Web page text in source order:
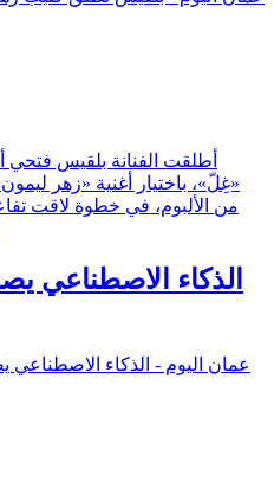
أطلقت الفنانة بلقيس فتحي
«غِلّ»، باختيار أغنية «زهر
من الألبوم، في خطوة لاقت
الذكاء الاصطناعي